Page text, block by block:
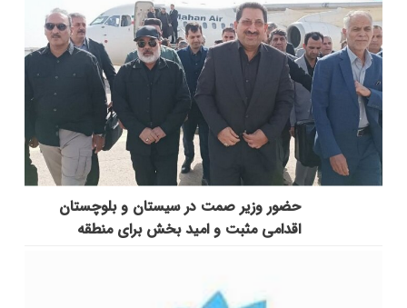
حضور وزیر صمت در سیستان و بلوچستان
اقدامی مثبت و امید بخش برای منطقه